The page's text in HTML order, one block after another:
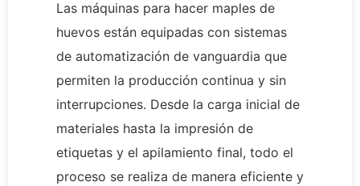
Las máquinas para hacer maples de
huevos están equipadas con sistemas
de automatización de vanguardia que
permiten la producción continua y sin
interrupciones. Desde la carga inicial de
materiales hasta la impresión de
etiquetas y el apilamiento final, todo el
proceso se realiza de manera eficiente y